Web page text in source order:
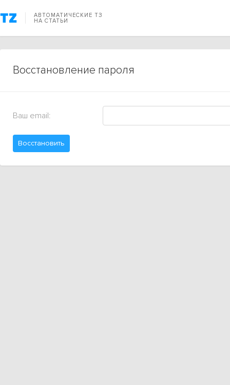
АВТОМАТИЧЕСКИЕ ТЗ
НА СТАТЬИ
Восстановление пароля
Ваш email:
Восстановить